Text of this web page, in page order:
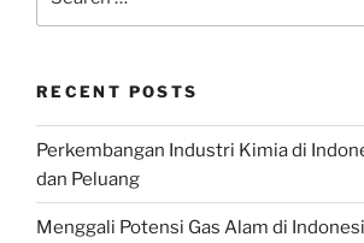
RECENT POSTS
Perkembangan Industri Kimia di
dan Peluang
Menggali Potensi Gas Alam di